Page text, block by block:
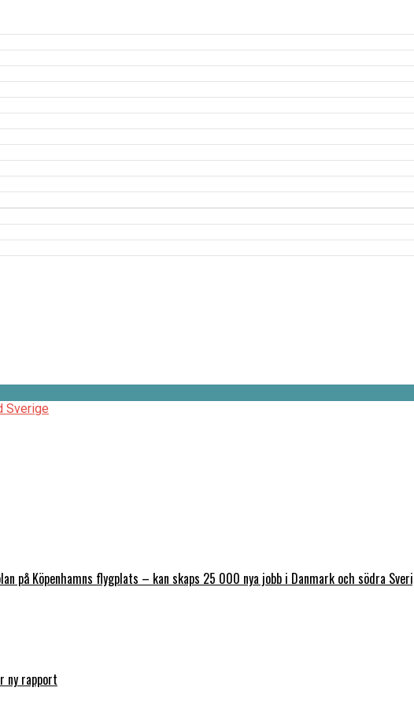
på Köpenhamns flygplats – kan skaps 25 000 nya jobb i Danmark och södra
ny rapport